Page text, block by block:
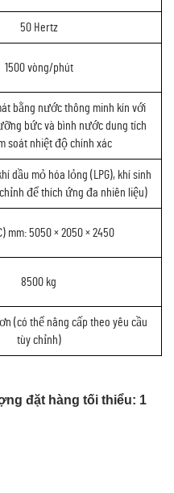
50 Hertz
1500 vòng/phút
bằng nước thông minh kín với
bức và bình nước dung tích
soát nhiệt độ chính xác
dầu mỏ hóa lỏng (LPG), khí sinh
để thích ứng đa nhiên liệu)
mm: 5050 × 2050 × 2450
8500 kg
(có thể nâng cấp theo yêu cầu
tùy chỉnh)
đặt hàng tối thiểu: 1